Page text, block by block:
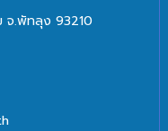
จ.พัทลุง 93210